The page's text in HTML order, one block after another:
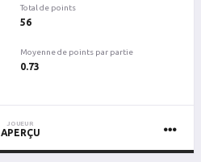
Total de points
56
Moyenne de points par partie
0.73
JOUEUR
APERÇU